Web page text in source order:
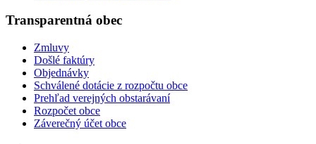
Transparentná obec
Zmluvy
Došlé faktúry
Objednávky
Schválené dotácie z rozpočtu obce
Prehľad verejných obstarávaní
Rozpočet obce
Záverečný účet obce